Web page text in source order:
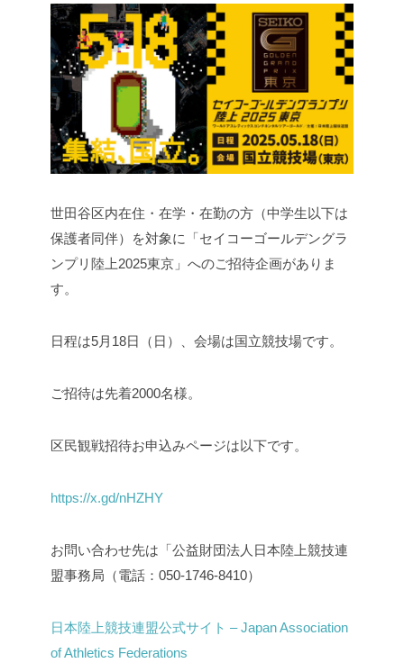
世田谷区内在住・在学・在勤の方（中学生以下は
保護者同伴）を対象に「セイコーゴールデングラ
ンプリ陸上2025東京」へのご招待企画がありま
す。
日程は5月18日（日）、会場は国立競技場です。
ご招待は先着2000名様。
区民観戦招待お申込みページは以下です。
https://x.gd/nHZHY
お問い合わせ先は「公益財団法人日本陸上競技連
盟事務局（電話：050-1746-8410）
日本陸上競技連盟公式サイト – Japan Association
of Athletics Federations